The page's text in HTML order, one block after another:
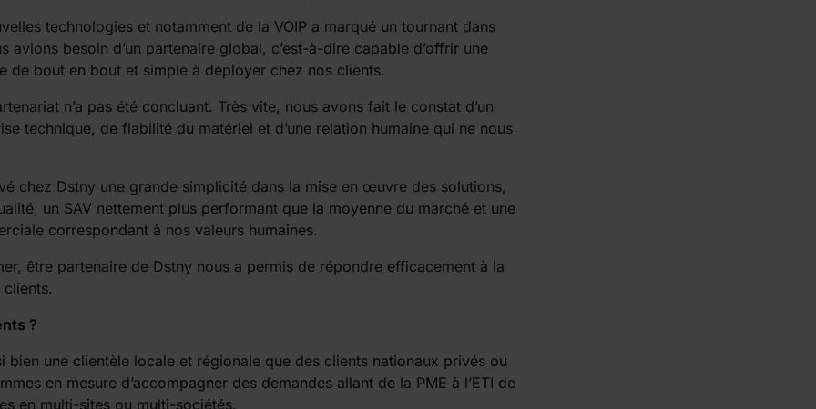
technologies et notamment de la VOIP a marqué un tournant dans
avions besoin d’un partenaire global, c’est-à-dire capable d’offrir une
de bout en bout et simple à déployer chez nos clients.
n’a pas été concluant. Très vite, nous avons fait le constat d’un
technique, de fiabilité du matériel et d’une relation humaine qui ne nous
chez Dstny une grande simplicité dans la mise en œuvre des solutions,
un SAV nettement plus performant que la moyenne du marché et une
correspondant à nos valeurs humaines.
être partenaire de Dstny nous a permis de répondre efficacement à la
?
bien une clientèle locale et régionale que des clients nationaux privés ou
en mesure d’accompagner des demandes allant de la PME à l’ETI de
en multi-sites ou multi-sociétés.